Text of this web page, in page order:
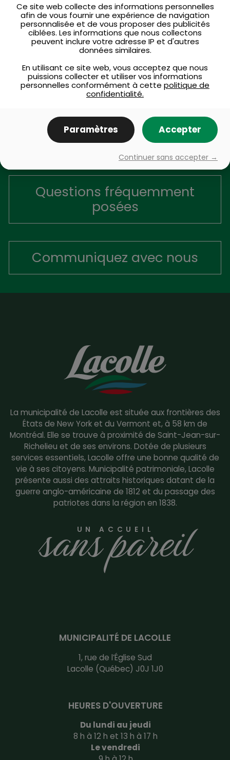
Partager
Vous avez des
questions
ou des commentaires ?
Questions fréquemment
posées
Communiquez avec nous
La municipalité de Lacolle est située aux frontières des
États de New York et du Vermont et, à 58 km de
Montréal. Elle se trouve à proximité de Saint-Jean-sur-
Richelieu et de ses environs. Dotée de plusieurs
services essentiels, Lacolle offre une bonne qualité de
vie à ses citoyens. Municipalité patrimoniale, Lacolle
présente aussi des attraits historiques datant de la
guerre anglo-américaine de 1812 et du passage des
patriotes dans la région en 1838.
UN ACCUEIL
sans pareil
MUNICIPALITÉ DE LACOLLE
1, rue de l’Église Sud
Lacolle (Québec) J0J 1J0
HEURES D'OUVERTURE
Du lundi au jeudi
8 h à 12 h et 13 h à 17 h
Le vendredi
Ce site web collecte des informations personnelles
afin de vous fournir une expérience de navigation
personnalisée et de vous proposer des publicités
ciblées. Les informations que nous collectons
peuvent inclure votre adresse IP et d'autres
données similaires.
En utilisant ce site web, vous acceptez que nous
puissions collecter et utiliser vos informations
personnelles conformément à cette politique de
confidentialité.
Paramètres Accepter
Continuer sans accepter →